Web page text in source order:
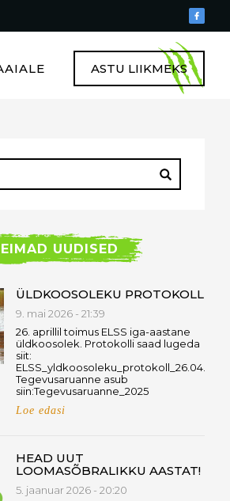
ASTU LIIKMEKS
UUDISED
ÜLDKOOSOLEKU PROTOKOLL
9. mai 2026 - 21:39
26. aprillil toimus ELSS iga-aastane
üldkoosolek. Protokolli saad lugeda
siit:
ELSS_yldkoosoleku_protokoll_26.04.26
Tegevusaruanne asub
siin:Tegevusaruanne_2025
Loe edasi
HEAD UUT
LOOMASÕBRALIKKU AASTAT!
5. jaanuar 2026 - 20:20